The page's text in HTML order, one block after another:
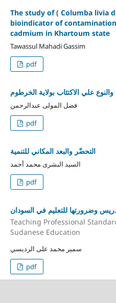
The study of ( Columba livia
bioindicator of
cadmium in Khartoum state
Tawassul Mahadi Gassim
pdf
والنوع علي الاكتئاب بولاية الخرطوم
فضل المولى عبدالرحمن
pdf
التحضّر والبعد المكاني للتنمية
السيد البشرى محمد أحمد
pdf
وضرورتها للتعليم في السودان
Teaching Professional
Sudanese Education
سمير محمد على الرديسي
pdf